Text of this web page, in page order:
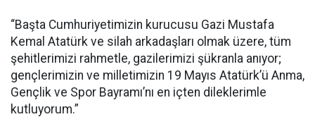
“Başta Cumhuriyetimizin kurucusu Gazi Mustafa
Kemal Atatürk ve silah arkadaşları olmak üzere, tüm
şehitlerimizi rahmetle, gazilerimizi şükranla anıyor;
gençlerimizin ve milletimizin 19 Mayıs Atatürk’ü Anma,
Gençlik ve Spor Bayramı’nı en içten dileklerimle
kutluyorum.”